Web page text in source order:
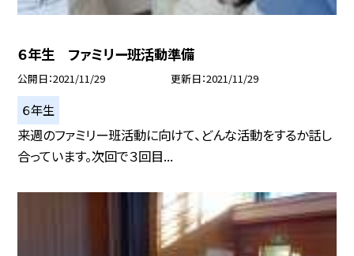
６年生 ファミリー班活動準備
公開日 2021/11/29 更新日 2021/11/29
６年生
来週のファミリー班活動に向けて、どんな活動をするか話し
合っています。次回で３回目...